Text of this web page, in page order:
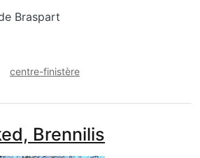
Braspart
centre-finistère
Brennilis